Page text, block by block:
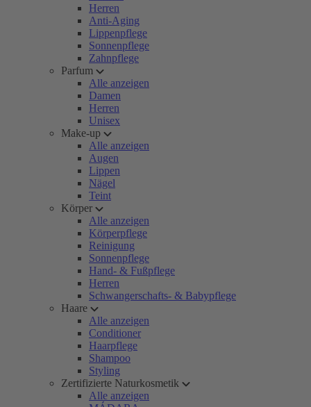
Herren
Anti-Aging
Lippenpflege
Sonnenpflege
Zahnpflege
Parfum
Alle anzeigen
Damen
Herren
Unisex
Make-up
Alle anzeigen
Augen
Lippen
Nägel
Teint
Körper
Alle anzeigen
Körperpflege
Reinigung
Sonnenpflege
Hand- & Fußpflege
Herren
Schwangerschafts- & Babypflege
Haare
Alle anzeigen
Conditioner
Haarpflege
Shampoo
Styling
Zertifizierte Naturkosmetik
Alle anzeigen